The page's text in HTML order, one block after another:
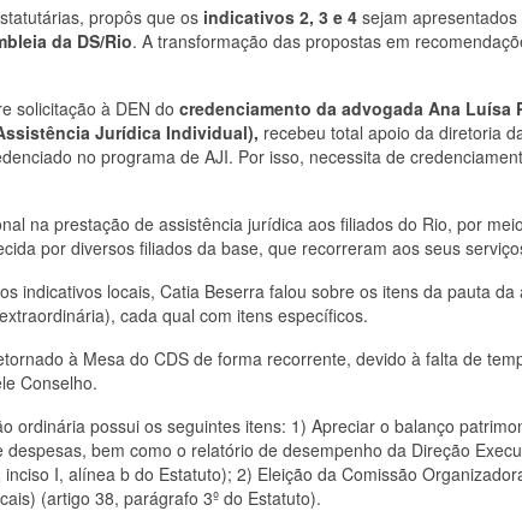
propôs que os indicativos 2, 3 e 4 sejam
da DS/Rio. A transformação das propostas em
solicitação à DEN do credenciamento da advogada Ana Luísa
Jurídica Individual), recebeu total apoio da diretoria
no programa de AJI. Por isso, necessita de
na prestação de assistência jurídica aos filiados do Rio, por
por diversos filiados da base, que recorreram aos seus
indicativos locais, Catia Beserra falou sobre os itens da pauta
cada qual com itens específicos.
à Mesa do CDS de forma recorrente, devido à falta de
Conselho.
ordinária possui os seguintes itens: 1) Apreciar o balanço
bem como o relatório de desempenho da Direção
I, alínea b do Estatuto); 2) Eleição da Comissão
(artigo 38, parágrafo 3º do Estatuto).